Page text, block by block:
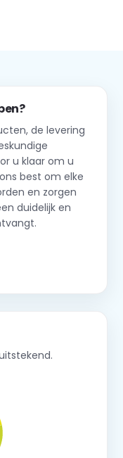
de levering
u klaar om u
best om elke
en zorgen
duidelijk en